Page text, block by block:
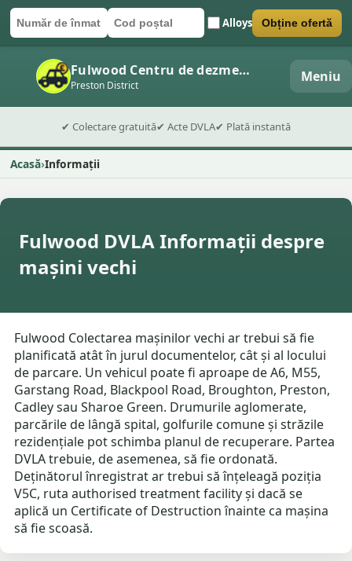
Număr de înmatriculare
Cod poștal Alloys
Trimite formularul Obține ofertă
Fulwood Centru de dezmembrări auto
Preston District Meniu
✔ Colectare gratuită✔ Acte DVLA✔ Plată instantă
Acasă Informații
Fulwood DVLA Informații despre
mașini vechi
Fulwood Colectarea mașinilor vechi ar trebui să fie
planificată atât în jurul documentelor, cât și al locului
de parcare. Un vehicul poate fi aproape de A6, M55,
Garstang Road, Blackpool Road, Broughton, Preston,
Cadley sau Sharoe Green. Drumurile aglomerate,
parcările de lângă spital, golfurile comune și străzile
rezidențiale pot schimba planul de recuperare. Partea
DVLA trebuie, de asemenea, să fie ordonată.
Deținătorul înregistrat ar trebui să înțeleagă poziția
V5C, ruta authorised treatment facility și dacă se
aplică un Certificate of Destruction înainte ca mașina
să fie scoasă.